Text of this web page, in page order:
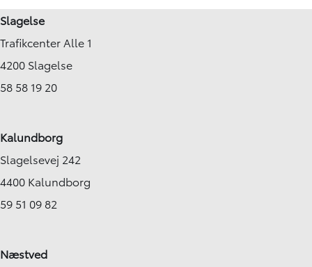
Slagelse
Trafikcenter Alle 1
4200 Slagelse
58 58 19 20
Kalundborg
Slagelsevej 242
4400 Kalundborg
59 51 09 82
Næstved